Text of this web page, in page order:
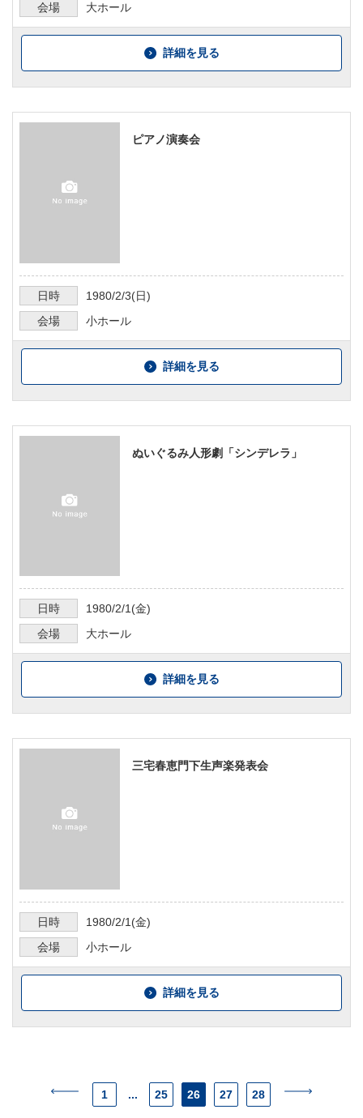
会場
大ホール
詳細を見る
ピアノ演奏会
日時 1980/2/3(日)
会場
小ホール
詳細を見る
ぬいぐるみ人形劇「シンデレラ」
日時 1980/2/1(金)
会場
大ホール
詳細を見る
三宅春恵門下生声楽発表会
日時 1980/2/1 (金)
会場
小ホール
詳細を見る
1 ... 25 26 27 28